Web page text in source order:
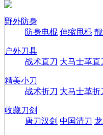
野外防身
防身电棍 伸缩甩棍
户外刀具
战术直刀 大马士革直
精美小刀
战术折刀 大马士革折
收藏刀剑
唐刀汉剑 中国清刀